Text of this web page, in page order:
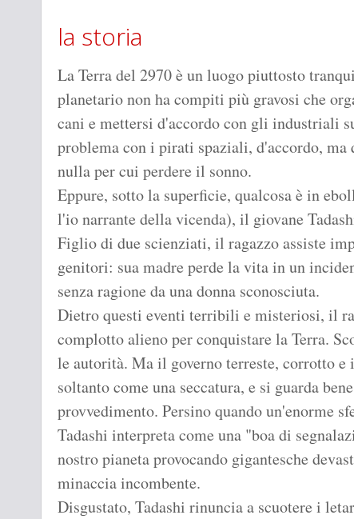
la storia
La Terra del 2970 è un luogo piuttosto
planetario non ha compiti più gravosi che
cani e mettersi d'accordo con gli industriali
problema con i pirati spaziali, d'accordo,
nulla per cui perdere il sonno.
Eppure, sotto la superficie, qualcosa è in
l'io narrante della vicenda), il giovane
Figlio di due scienziati, il ragazzo assiste
genitori: sua madre perde la vita in un
senza ragione da una donna sconosciuta.
Dietro questi eventi terribili e misteriosi, il
complotto alieno per conquistare la Terra.
le autorità. Ma il governo terreste, corrotto e
soltanto come una seccatura, e si guarda
provvedimento. Persino quando un'enorme
Tadashi interpreta come una "boa di
nostro pianeta provocando gigantesche
minaccia incombente.
Disgustato, Tadashi rinuncia a scuotere i